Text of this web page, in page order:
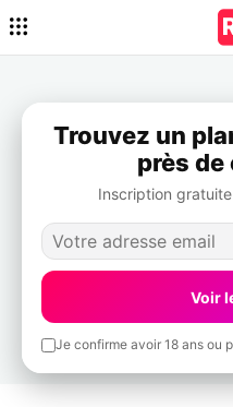
Trouvez un
près de
Inscription
Voir
Je confirme avoir 18 ans ou